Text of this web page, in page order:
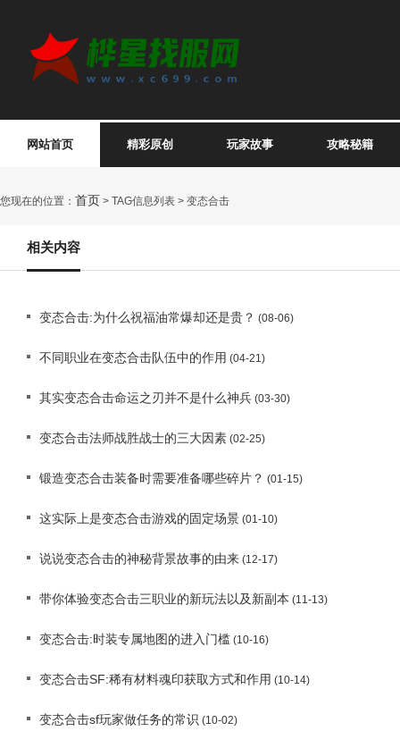
网站首页 精彩原创 玩家故事 攻略秘籍
您现在的位置： 首页 > TAG信息列表 > 变态合击
相关内容
变态合击:为什么祝福油常爆却还是贵？ (08-06)
不同职业在变态合击队伍中的作用 (04-21)
其实变态合击命运之刃并不是什么神兵 (03-30)
变态合击法师战胜战士的三大因素 (02-25)
锻造变态合击装备时需要准备哪些碎片？ (01-15)
这实际上是变态合击游戏的固定场景 (01-10)
说说变态合击的神秘背景故事的由来 (12-17)
带你体验变态合击三职业的新玩法以及新副本 (11-13)
变态合击:时装专属地图的进入门槛 (10-16)
变态合击SF:稀有材料魂印获取方式和作用 (10-14)
变态合击sf玩家做任务的常识 (10-02)